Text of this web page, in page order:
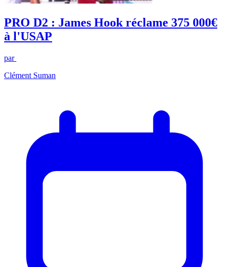
PRO D2 : James Hook réclame 375 000€
à l'USAP
par
Clément Suman